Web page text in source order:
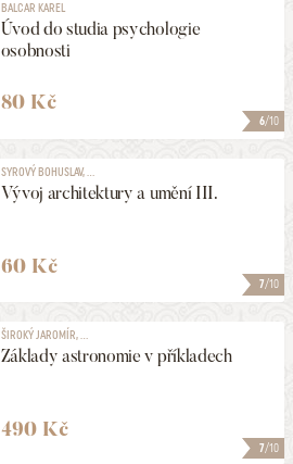
6/10
BALCAR KAREL
Úvod do studia psychologie
osobnosti
80 Kč
7/10
SYROVÝ BOHUSLAV, ...
Vývoj architektury a umění III.
60 Kč
7/10
ŠIROKÝ JAROMÍR, ...
Základy astronomie v příkladech
490 Kč